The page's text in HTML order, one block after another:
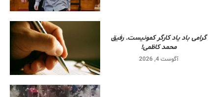
گرامی باد یاد کارگر کمونیست. رفیق
محمد کاظمی!
آگوست 4, 2026